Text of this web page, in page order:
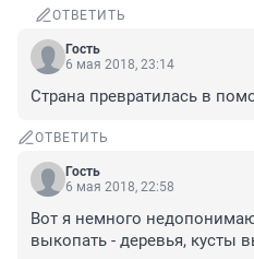
ОТВЕТИТЬ
Гость
6 мая 2018, 23:14
Страна превратилась в
ОТВЕТИТЬ
Гость
6 мая 2018, 22:58
Вот я немного
выкопать - деревья, кусты